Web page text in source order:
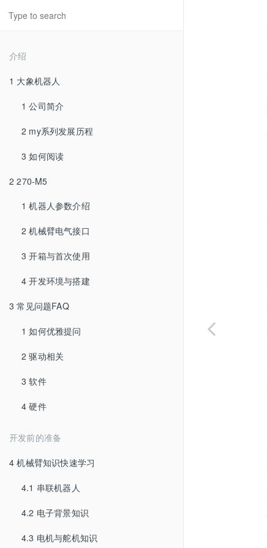
介绍
1 大象机器人
1 公司简介
2 my系列发展历程
3 如何阅读
2 270-M5
1 机器人参数介绍
2 机械臂电气接口
3 开箱与首次使用
4 开发环境与搭建
3 常见问题FAQ
1 如何优雅提问
2 驱动相关
3 软件
4 硬件
开发前的准备
4 机械臂知识快速学习
4.1 串联机器人
4.2 电子背景知识
4.3 电机与舵机知识